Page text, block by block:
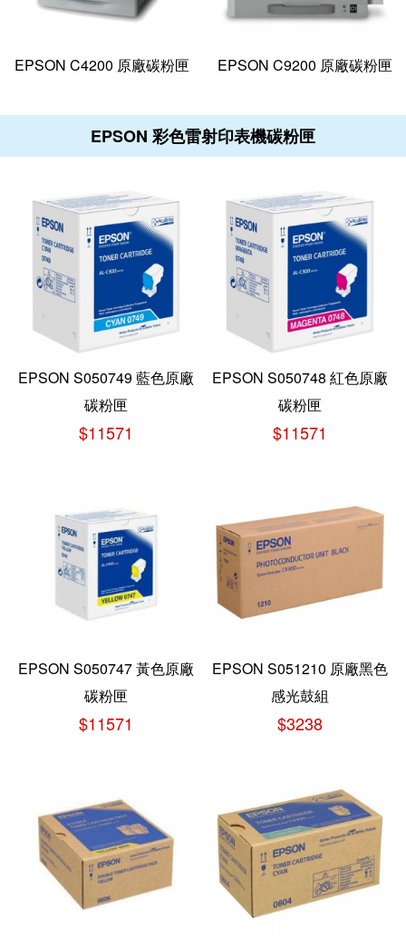
EPSON C4200 原廠碳粉匣 EPSON C9200 原廠碳粉匣
EPSON 彩色雷射印表機碳粉匣
EPSON S050749 藍色原廠
碳粉匣
$11571
EPSON S050748 紅色原廠
碳粉匣
$11571
EPSON S050747 黃色原廠
碳粉匣
$11571
EPSON S051210 原廠黑色
感光鼓組
$3238